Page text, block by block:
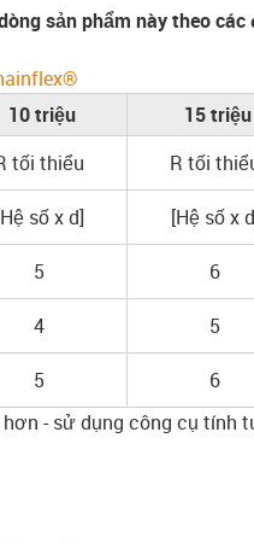
sản phẩm này theo
10 triệu 15 triệu
tối thiểu R tối
số x d] [Hệ số x
5 6
4 5
5 6
- sử dụng công cụ tính